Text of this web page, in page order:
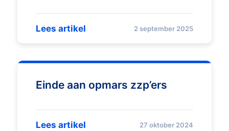
Lees artikel 2 september 2025
Einde aan opmars zzp’ers
Lees artikel 27 oktober 2024